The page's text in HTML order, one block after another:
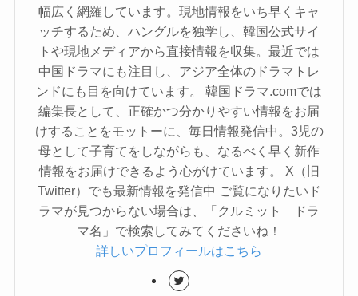
幅広く網羅しています。現地情報をいち早くキャ
ッチするため、ハングルを独学し、韓国公式サイ
トや現地メディアから直接情報を収集。最近では
中国ドラマにも注目し、アジア全体のドラマトレ
ンドにも目を向けています。 韓国ドラマ.comでは
編集長として、正確かつ分かりやすい情報をお届
けすることをモットーに、毎日情報発信中。3児の
母として子育てをしながらも、なるべく早く新作
情報をお届けできるよう心がけています。 X（旧
Twitter）でも最新情報を発信中 ご覧になりたいド
ラマが見つからない場合は、「クルミット ドラ
マ名」で検索してみてくださいね！
詳しいプロフィールはこちら